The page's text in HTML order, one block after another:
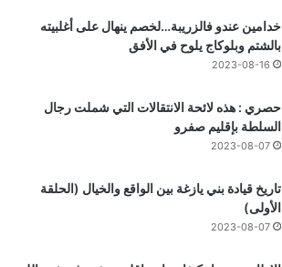
خدامين عندو فالزريبة…لخصم ينهال على أغلبيته
بالشتم وبلوكاج يلوح في الأفق
2023-08-16
حصري : هذه لائحة الانتقالات التي شملت رجال
السلطة بإقليم صفرو
2023-08-07
تاريخ قيادة بني يازغة بين الواقع والخيال (الحلقة
الأولى)
2023-08-07